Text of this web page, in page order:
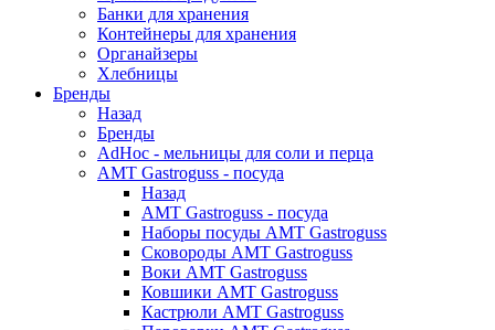
Банки для хранения
Контейнеры для хранения
Органайзеры
Хлебницы
Бренды
Назад
Бренды
AdHoc - мельницы для соли и перца
AMT Gastroguss - посуда
Назад
AMT Gastroguss - посуда
Наборы посуды AMT Gastroguss
Сковороды AMT Gastroguss
Воки AMT Gastroguss
Ковшики AMT Gastroguss
Кастрюли AMT Gastroguss